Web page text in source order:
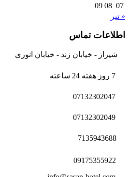
07
08
09
« تیر
اطلاعات تماس
شیراز - خیابان زند - خیابان انوری